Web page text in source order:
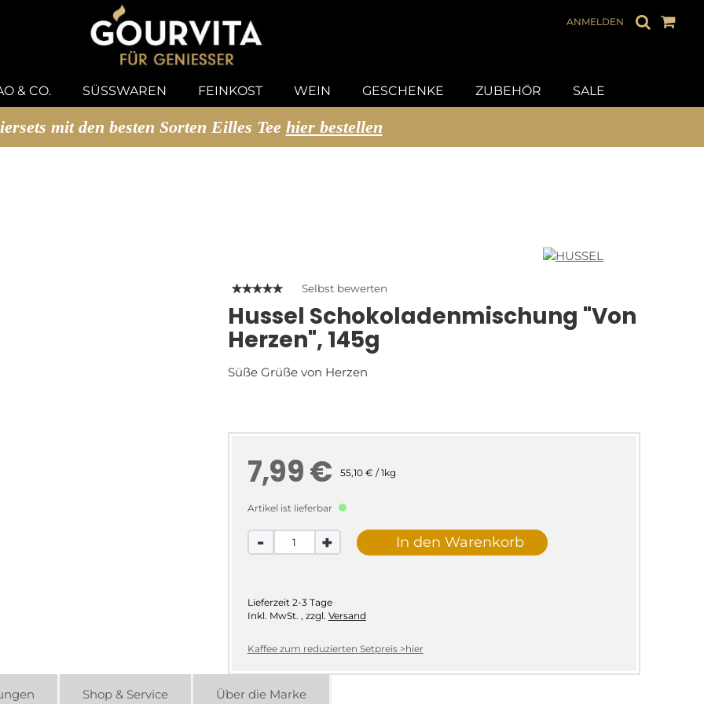
ANMELDEN
& CO. SÜSSWAREN FEINKOST WEIN GESCHENKE ZUBEHÖR SALE
mit den besten Sorten Eilles Tee hier bestellen
Selbst bewerten
Hussel Schokoladenmischung "Von
Herzen", 145g
Süße Grüße von Herzen
7,99 € 55,10 € / 1kg
Artikel ist lieferbar
- + In den Warenkorb
Lieferzeit 2-3 Tage
Inkl. MwSt. , zzgl. Versand
Kaffee zum reduzierten Setpreis >hier
Shop & Service Über die Marke